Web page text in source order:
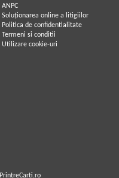
ANPC
Soluționarea online a litigiilor
Politica de confidentialitate
Termeni si conditii
Utilizare cookie-uri
PrintreCarti.ro